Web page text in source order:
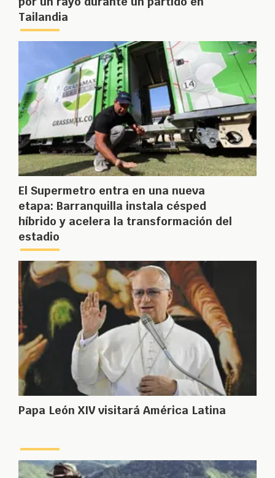
Tailandia
El Supermetro entra en una nueva
etapa: Barranquilla instala césped
híbrido y acelera la transformación del
estadio
Papa León XIV visitará América Latina